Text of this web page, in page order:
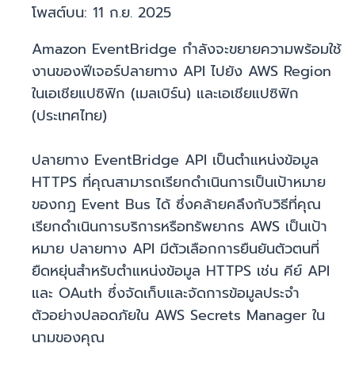
โพสต์บน: 11 ก.ย. 2025
Amazon EventBridge กำลังจะขยายความพร้อมใช้
งานของฟีเจอร์ปลายทาง API ไปยัง AWS Region
ในเอเชียแปซิฟิก (เมลเบิร์น) และเอเชียแปซิฟิก
(ประเทศไทย)
ปลายทาง EventBridge API เป็นตำแหน่งข้อมูล
HTTPS ที่คุณสามารถเรียกดำเนินการเป็นเป้าหมาย
ของกฎ Event Bus ได้ ซึ่งคล้ายคลึงกับวิธีที่คุณ
เรียกดำเนินการบริการหรือทรัพยากร AWS เป็นเป้า
หมาย ปลายทาง API มีตัวเลือกการยืนยันตัวตนที่
ยืดหยุ่นสำหรับตำแหน่งข้อมูล HTTPS เช่น คีย์ API
และ OAuth ซึ่งจัดเก็บและจัดการข้อมูลประจำ
ตัวอย่างปลอดภัยใน AWS Secrets Manager ใน
นามของคุณ